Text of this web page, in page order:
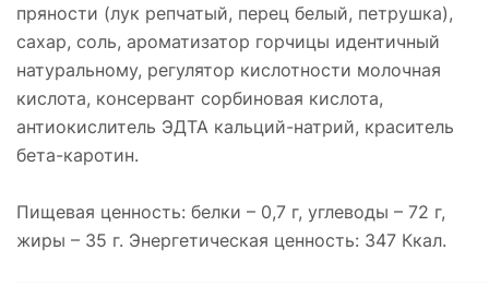
пряности (лук репчатый, перец белый, петрушка),
сахар, соль, ароматизатор горчицы идентичный
натуральному, регулятор кислотности молочная
кислота, консервант сорбиновая кислота,
антиокислитель ЭДТА кальций-натрий, краситель
бета-каротин.
Пищевая ценность: белки – 0,7 г, углеводы – 72 г,
жиры – 35 г. Энергетическая ценность: 347 Ккал.